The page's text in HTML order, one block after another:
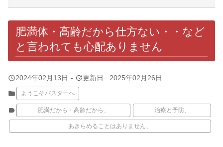
肥満体・高齢だから仕方ない・・など
と言われても心配ありません
query_builder2024年02月13日 - update更新日 : 2025年02月26日
folder ようこそバスターへ
label 肥満だから・高齢だから、 治療と予防、
あきらめることはありません、